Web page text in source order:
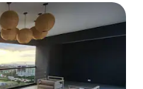
gości